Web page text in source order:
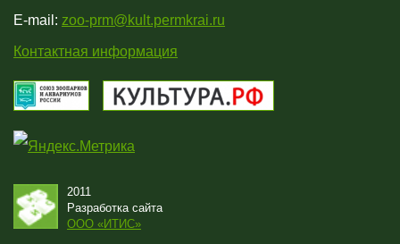
E-mail: zoo-prm@kult.permkrai.ru
Контактная информация
2011
Разработка сайта
OOO «ИТИС»